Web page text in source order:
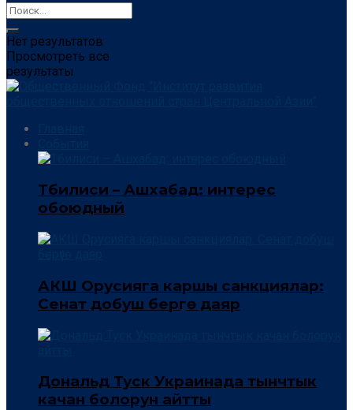
Нет результатов
Просмотреть все
результаты
Тбилиси – Ашхабад: интерес
обоюдный
АКШ Орусияга каршы санкциялар:
Сенат добуш берүүгө даяр
Дональд Туск Украинада тынчтык
качан болорун айтты